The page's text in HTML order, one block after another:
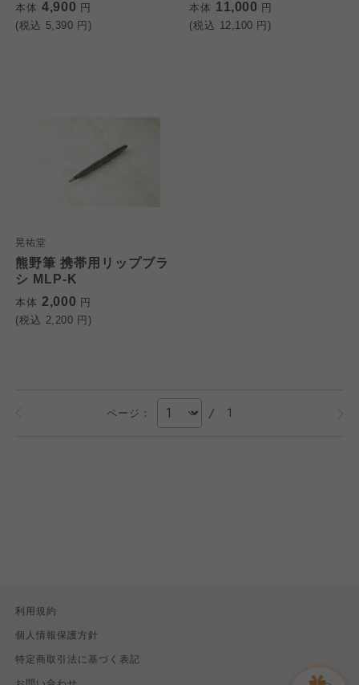
本体 4,900 円
(税込 5,390 円)
本体 11,000 円
(税込 12,100 円)
晃祐堂
熊野筆 携帯用リップブラ
シ MLP-K
本体 2,000 円
(税込 2,200 円)
ページ： / 1
利用規約
個人情報保護方針
特定商取引法に基づく表記